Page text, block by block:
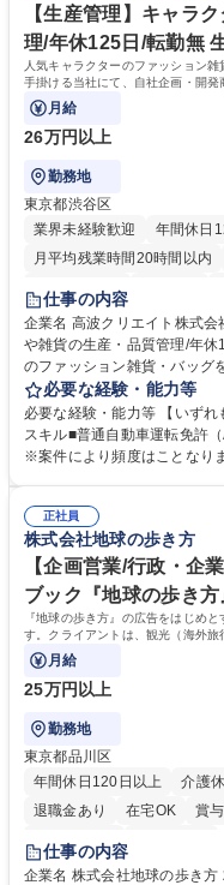
ール管理が出来る方。※将来
へのジョブローテーションの可能性があり
院 大学 語学力： 資格：宅地
【生産管理】キャラ
理/年休125日/転勤無
人気キャラクターのファッション
手掛ける当社にて、自社企画・開発
けるやりがいのあるポジションです。
月給
26万円以上
勤務地
東京都渋谷区
業界未経験歓迎
年間休日
月平均残業時間20時間以内
住宅手当あり
完全週休2日制
交通費支給
仕事の内容
企業名 高波クリエイト株式会社 求人名 【生産管理】キャラクターバ
や雑貨の生産・品質管理/年休125日/転勤無 仕事の
のファッション雑貨・バッグ
掛ける当社にて、自社企画・
わいい』を届けるやりがいのあるポジシ
クターライセンスを活用した
画段階から納品まで、商品の
元様とのやり取り、輸入関連
工場開拓などがございます。 募集職種 【生産管理】キャラクターバック
や雑貨の生産・品質管理/年
必要な経験・能力等
必要な経験・能力等 【いず
スキル■普通自動車運転免許
※案件により頻度はことなり
め、『コツコツと実直に取り
外関係者と友好なコミュニケ
ンで行います。 学歴・資格 学歴：大学院 大学 高専 短大 専修学校 高校 語
学力： 資格：
正社員
株式会社地球の歩き方
【企画営業/行政・企
ブック『地球の歩き
『地球の歩き方』の広告をはじめ
す。クライアントは、観光（海外旅
たい国内外の行政や企業です。
月給
25万円以上
勤務地
東京都品川区
年間休日120日以上
介護
退職金あり
在宅OK 賞
駅近5分以内
仕事の内容
企業名 株式会社地球の歩き方 求人名 【企画営業/行政・企業向け観光推進